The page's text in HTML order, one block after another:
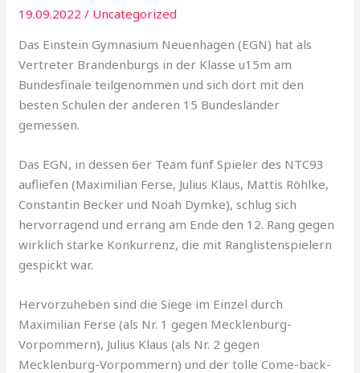
19.09.2022/ Uncategorized
Das Einstein Gymnasium Neuenhagen (EGN) hat als
Vertreter Brandenburgs in der Klasse u15m am
Bundesfinale teilgenommen und sich dort mit den
besten Schulen der anderen 15 Bundesländer
gemessen.
Das EGN, in dessen 6er Team fünf Spieler des NTC93
aufliefen (Maximilian Ferse, Julius Klaus, Mattis Röhlke,
Constantin Becker und Noah Dymke), schlug sich
hervorragend und errang am Ende den 12. Rang gegen
wirklich starke Konkurrenz, die mit Ranglistenspielern
gespickt war.
Hervorzuheben sind die Siege im Einzel durch
Maximilian Ferse (als Nr. 1 gegen Mecklenburg-
Vorpommern), Julius Klaus (als Nr. 2 gegen
Mecklenburg-Vorpommern) und der tolle Come-back-